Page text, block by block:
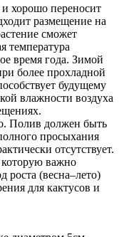
и хорошо переносит
размещение на
сможет
температура
время года. Зимой
более прохладной
будущему
влажности воздуха
Полив должен быть
просыхания
отсутствует.
важно
роста (весна–лето)
для кактусов и